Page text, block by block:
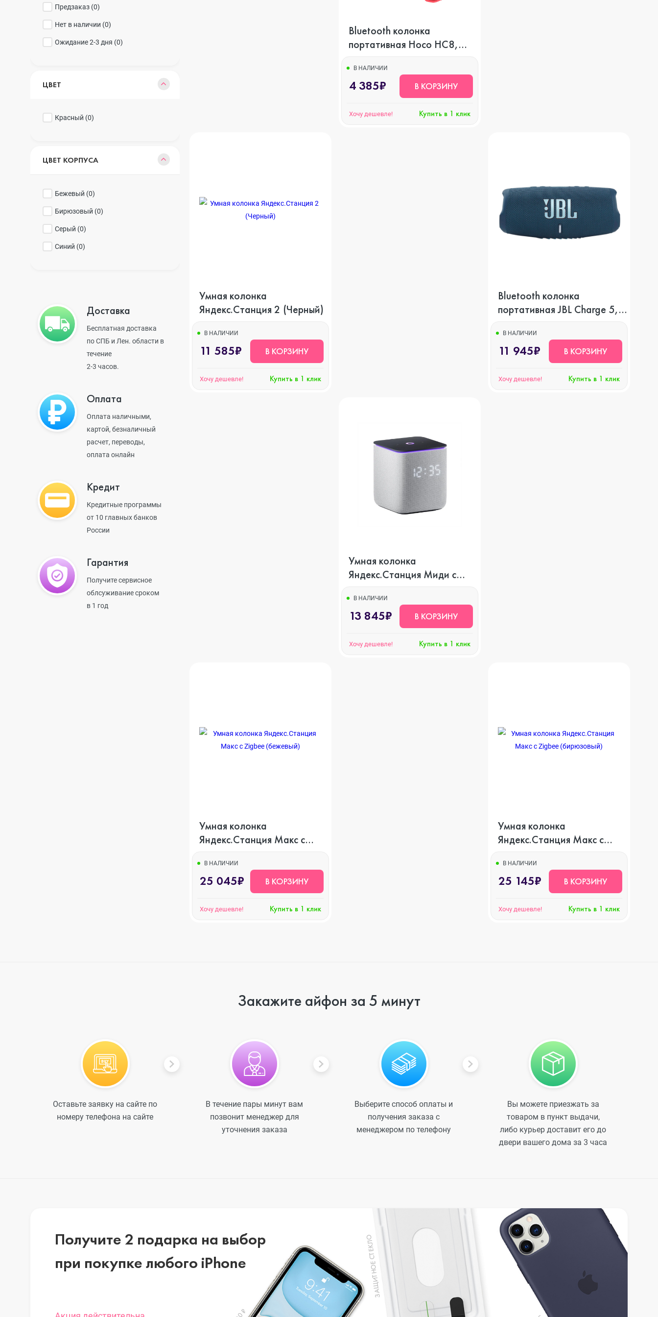
Realme
Samsung
Ulefone
Xiaomi
iPhone 15
iPhone 11 Pro Max
iPhone 11
iPhone XS
iPhone 7 Plus
iPhone SE
Предзаказ (0)
Нет в наличии (0)
Ожидание 2-3 дня (0)
ЦВЕТ
Красный (0)
ЦВЕТ КОРПУСА
Бежевый (0)
Бирюзовый (0)
Серый (0)
Синий (0)
Доставка
Бесплатная доставка
по СПБ и Лен. области в
течение
2-3 часов.
Оплата
Оплата наличными,
картой, безналичный
расчет, переводы,
оплата онлайн
Кредит
Кредитные программы
от 10 главных банков
России
Гарантия
Получите сервисное
облсуживание сроком
в 1 год
Bluetooth колонка
портативная Hoco HC8,
В НАЛИЧИИ
4 385₽ В КОРЗИНУ
Хочу дешевле! Купить в 1 клик
Умная колонка
Яндекс.Станция 2 (Черный)
В НАЛИЧИИ
11 585₽ В КОРЗИНУ
Хочу дешевле! Купить в 1 клик
Bluetooth колонка
портативная JBL Charge 5,
В НАЛИЧИИ
11 945₽ В КОРЗИНУ
Хочу дешевле! Купить в 1 клик
Умная колонка
Яндекс.Станция Миди с
В НАЛИЧИИ
13 845₽ В КОРЗИНУ
Хочу дешевле! Купить в 1 клик
Умная колонка
Яндекс.Станция Макс с
В НАЛИЧИИ
25 045₽ В КОРЗИНУ
Хочу дешевле! Купить в 1 клик
Умная колонка
Яндекс.Станция Макс с
В НАЛИЧИИ
25 145₽ В КОРЗИНУ
Хочу дешевле! Купить в 1 клик
Закажите айфон за 5 минут
Оставьте заявку на сайте по
номеру телефона на сайте
В течение пары минут вам
позвонит менеджер для
уточнения заказа
Выберите способ оплаты и
получения заказа с
менеджером по телефону
Вы можете приезжать за
товаром в пункт выдачи,
либо курьер доставит его до
двери вашего дома за 3 часа
Получите 2 подарка на выбор
при покупке любого iPhone
ЗАЩИТНОЕ СТЕКЛО